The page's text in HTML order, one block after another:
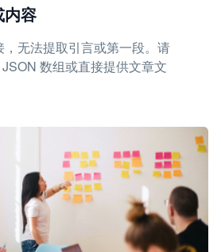
内容
无法提取引言或第一段。请
数组或直接提供文章文